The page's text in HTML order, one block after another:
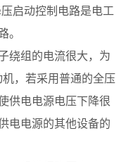
启动控制电路是电工
。
绕组的电流很大，为
，若采用普通的全压
供电电源电压下降很
电电源的其他设备的